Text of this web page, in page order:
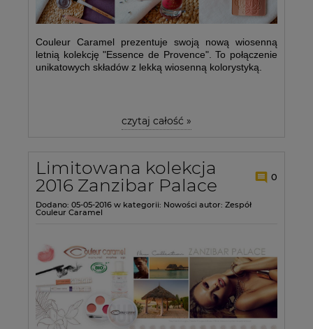
Couleur Caramel prezentuje swoją nową wiosenną
letnią kolekcję "Essence de Provence". To połączenie
unikatowych składów z lekką wiosenną kolorystyką.
czytaj całość »
Limitowana kolekcja
2016 Zanzibar Palace
0
Dodano: 05-05-2016 w kategorii: Nowości autor: Zespół
Couleur Caramel